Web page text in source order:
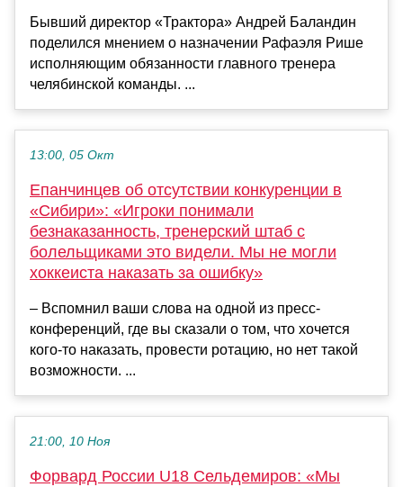
Бывший директор «Трактора» Андрей Баландин
поделился мнением о назначении Рафаэля Рише
исполняющим обязанности главного тренера
челябинской команды. ...
13:00, 05 Окт
Епанчинцев об отсутствии конкуренции в
«Сибири»: «Игроки понимали
безнаказанность, тренерский штаб с
болельщиками это видели. Мы не могли
хоккеиста наказать за ошибку»
– Вспомнил ваши слова на одной из пресс-
конференций, где вы сказали о том, что хочется
кого-то наказать, провести ротацию, но нет такой
возможности. ...
21:00, 10 Ноя
Форвард России U18 Сельдемиров: «Мы